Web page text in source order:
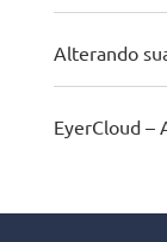
Alterando
EyerCloud –